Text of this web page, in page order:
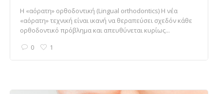
Η «αόρατη» ορθοδοντική (Lingual orthodontics) Η νέα
«αόρατη» τεχνική είναι ικανή να θεραπεύσει σχεδόν κάθε
ορθοδοντικό πρόβλημα και απευθύνεται κυρίως...
0
1